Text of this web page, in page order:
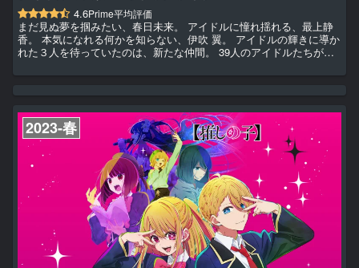
4.6Prime平均評価
まだ見ぬ夢を掴みたい、春日未来。 アイドルに憧れ揺れる、最上静
香。 本気になれる何かを知らない、伊吹 翼。 アイドルの輝きに導か
れた３人を待っていたのは、新たな仲間。 39人のアイドルたちがと
2023-春